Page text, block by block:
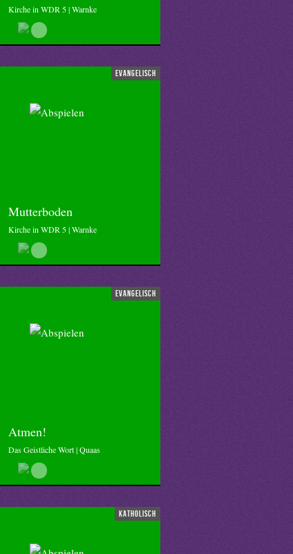
Kirche in WDR 5 | Warnke
evangelisch
Mutterboden
Kirche in WDR 5 | Warnke
evangelisch
Atmen!
Das Geistliche Wort | Quaas
katholisch